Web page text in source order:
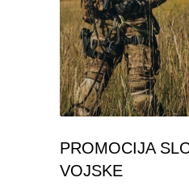
PROMOCIJA
VOJSKE